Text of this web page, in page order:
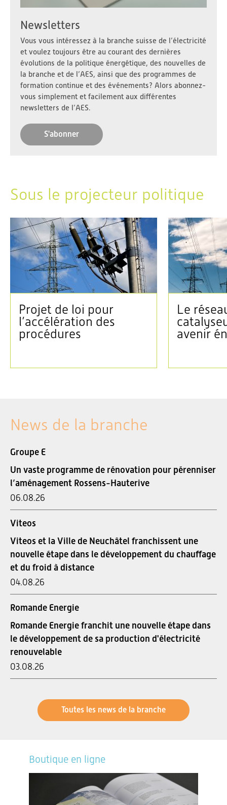
Newsletters
Vous vous intéressez à la branche suisse de l’électricité
et voulez toujours être au courant des dernières
évolutions de la politique énergétique, des nouvelles de
la branche et de l’AES, ainsi que des programmes de
formation continue et des événements? Alors abonnez-
vous simplement et facilement aux différentes
newsletters de l’AES.
S'abonner
Sous le projecteur politique
Projet de loi pour
l’accélération des
procédures
Le
avenir
News de la branche
Groupe E
Un vaste programme de rénovation pour pérenniser
l’aménagement Rossens-Hauterive
06.08.26
Viteos
Viteos et la Ville de Neuchâtel franchissent une
nouvelle étape dans le développement du chauffage
et du froid à distance
04.08.26
Romande Energie
Romande Energie franchit une nouvelle étape dans
le développement de sa production d'électricité
renouvelable
03.08.26
Toutes les news de la branche
Boutique en ligne